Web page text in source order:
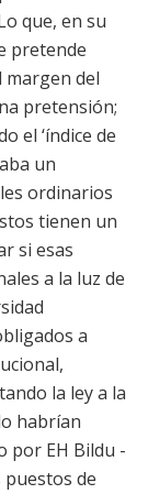
que, en su
pretende
margen del
pretensión;
el ‘índice de
un
ordinarios
tienen un
si esas
a la luz de
a
la ley a la
habrían
por EH Bildu -
de